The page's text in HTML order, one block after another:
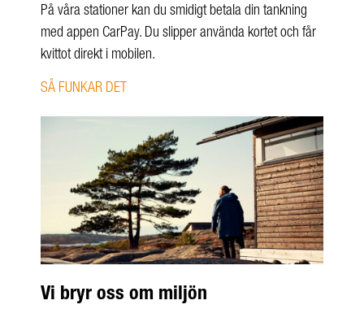
På våra stationer kan du smidigt betala din tankning
med appen CarPay. Du slipper använda kortet och får
kvittot direkt i mobilen.
SÅ FUNKAR DET
Vi bryr oss om miljön